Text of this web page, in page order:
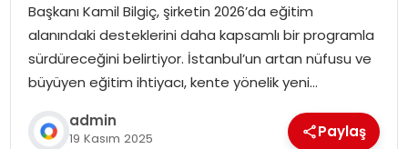
Başkanı Kamil Bilgiç, şirketin 2026’da eğitim
alanındaki desteklerini daha kapsamlı bir programla
sürdüreceğini belirtiyor. İstanbul’un artan nüfusu ve
büyüyen eğitim ihtiyacı, kente yönelik yeni…
admin
19 Kasım 2025 Paylaş